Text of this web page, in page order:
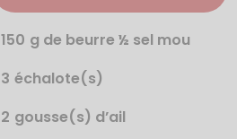
150 g de beurre ½ sel mou
3 échalote(s)
2 gousse(s) d’ail